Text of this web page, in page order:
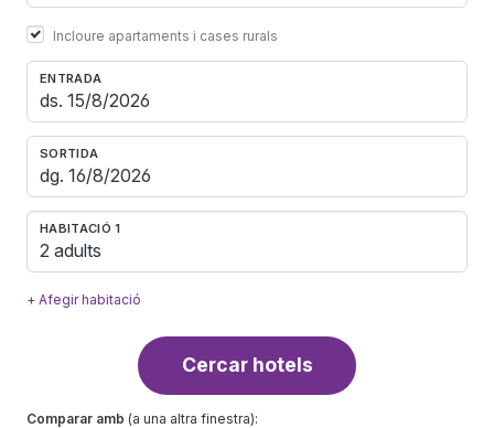
Incloure apartaments i cases rurals
ENTRADA
SORTIDA
HABITACIÓ 1
2 adults
+ Afegir habitació
Cercar hotels
Comparar amb (a una altra finestra):